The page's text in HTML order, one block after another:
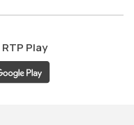
RTP Play